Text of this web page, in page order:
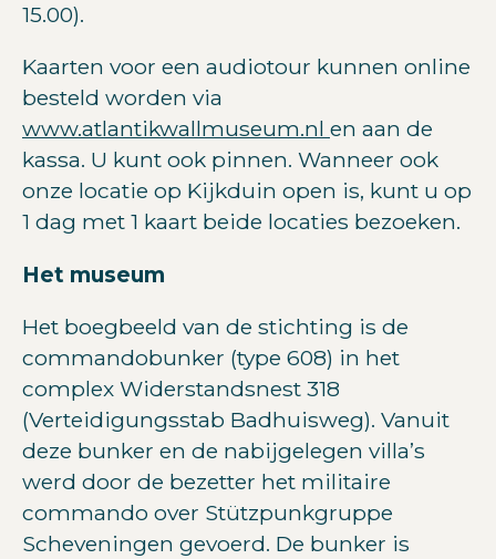
15.00).
Kaarten voor een audiotour kunnen online
besteld worden via
www.atlantikwallmuseum.nl en aan de
kassa. U kunt ook pinnen. Wanneer ook
onze locatie op Kijkduin open is, kunt u op
1 dag met 1 kaart beide locaties bezoeken.
Het museum
Het boegbeeld van de stichting is de
commandobunker (type 608) in het
complex Widerstandsnest 318
(Verteidigungsstab Badhuisweg). Vanuit
deze bunker en de nabijgelegen villa’s
werd door de bezetter het militaire
commando over Stützpunkgruppe
Scheveningen gevoerd. De bunker is